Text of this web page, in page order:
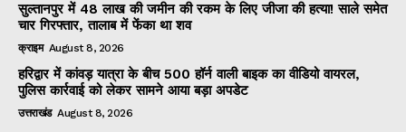
सुल्तानपुर में 48 लाख की जमीन की रकम के लिए जीजा की हत्या! साले समेत
चार गिरफ्तार, तालाब में फेंका था शव
क्राइम August 8, 2026
हरिद्वार में कांवड़ यात्रा के बीच 500 हॉर्न वाली बाइक का वीडियो वायरल,
पुलिस कार्रवाई को लेकर सामने आया बड़ा अपडेट
उत्तराखंड August 8, 2026